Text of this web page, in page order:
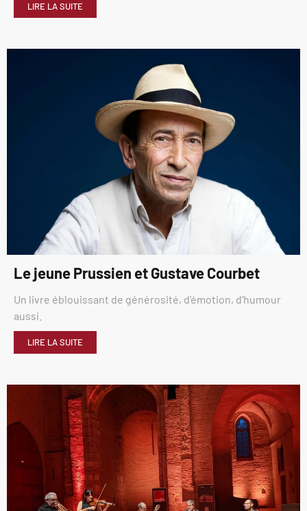
LIRE LA SUITE
Le jeune Prussien et Gustave Courbet
Un livre éblouissant de générosité, d’émotion, d’humour
aussi.
LIRE LA SUITE